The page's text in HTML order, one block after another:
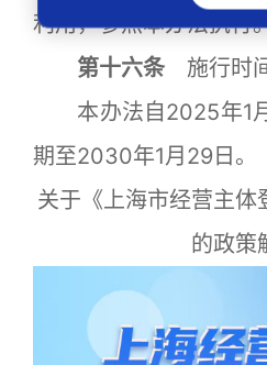
利用，参照本办法执行
第十六条 施行时
本办法自2025年1
期至2030年1月29日。
关于《上海市经营主体
的政策